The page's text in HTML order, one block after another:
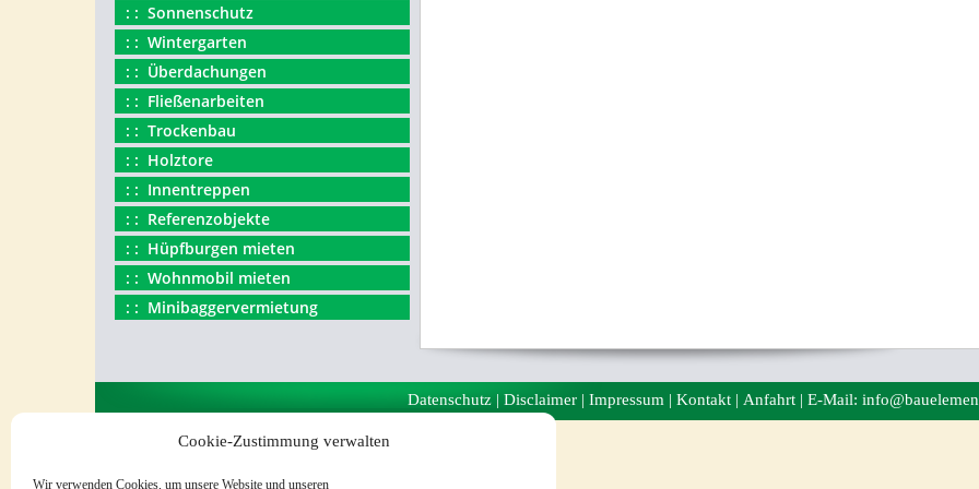
Cookie-Zustimmung verwalten
Wir verwenden Cookies, um unsere Website und unseren
Sonnenschutz
Wintergarten
Überdachungen
Fließenarbeiten
Trockenbau
Holztore
Innentreppen
Referenzobjekte
Hüpfburgen mieten
Wohnmobil mieten
Minibaggervermietung
Datenschutz| Disclaimer| Impressum | Kontakt| Anfahrt| E-Mail: